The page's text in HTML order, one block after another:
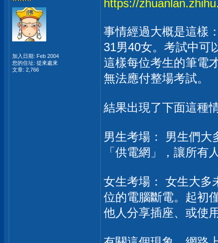
加入日期: Feb 2004
您的住址: 從來處來
文章: 2,766
https://
事情經過大概是這樣
31男40女。考試中可
這樣每位考生的筆電
無法應付整場考試。
結果出現了下面這種
男生考場： 男生們大
「供電網」，讓所有
女生考場： 女生大多
位的電腦斷電。起初
他人分享插座、或使